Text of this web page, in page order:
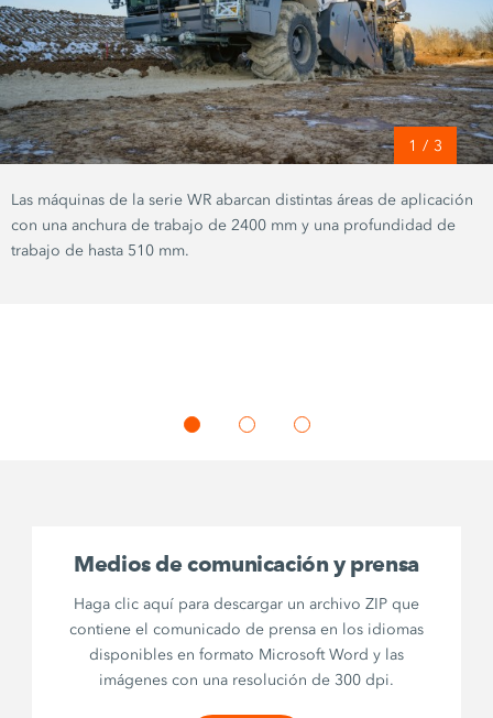
1 / 3
Las máquinas de la serie WR abarcan distintas áreas de aplicación
con una anchura de trabajo de 2400 mm y una profundidad de
trabajo de hasta 510 mm.
Medios de comunicación y prensa
Haga clic aquí para descargar un archivo ZIP que
contiene el comunicado de prensa en los idiomas
disponibles en formato Microsoft Word y las
imágenes con una resolución de 300 dpi.